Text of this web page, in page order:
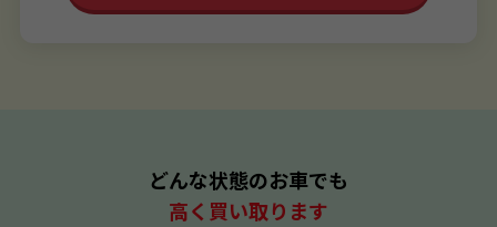
どんな状態のお車でも
高く買い取ります